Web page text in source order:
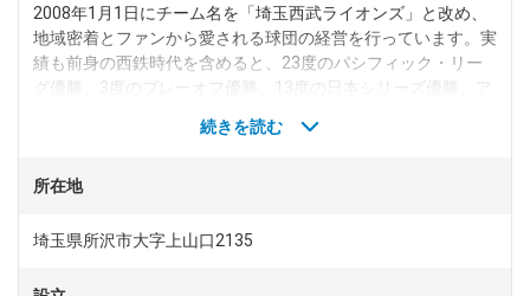
自動案内は24時間365日対応
転職の「モヤモヤ」、一人で悩まず
気軽に相談してみませんか？
dodaの使い方は？
ヘルプ
2008年1月1日にチーム名を「埼玉西武ライオンズ」と改め、
地域密着とファンから愛される球団の経営を行っています。実
績も前身の西鉄時代を含めると、23度のパシフィック・リー
グ優勝、3度のプレーオフ優勝、13度の日本シリーズ優勝、ア
・広報、選手管理、興業の運営
など
・施設マネジメント事業
続きを読む
所在地
埼玉県所沢市大字上山口2135